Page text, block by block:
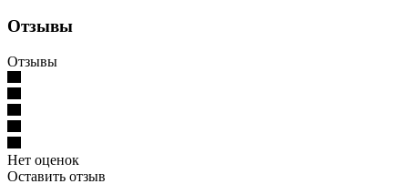
Отзывы
Отзывы
Нет оценок
Оставить отзыв